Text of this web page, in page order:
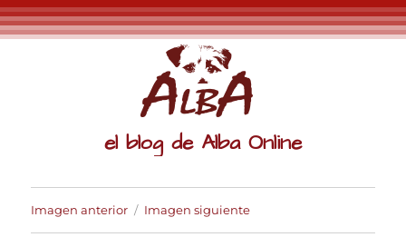
el blog de Alba Online
Imagen anterior Imagen siguiente